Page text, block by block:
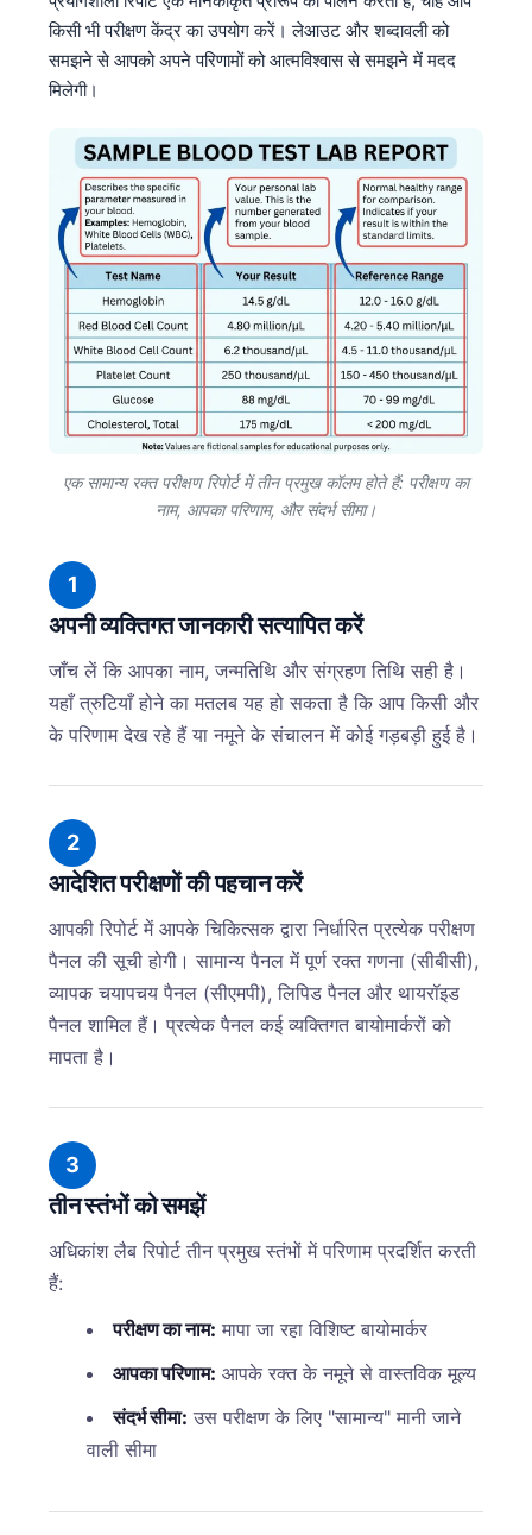
किसी भी परीक्षण केंद्र का उपयोग करें। लेआउट और शब्दावली को
समझने से आपको अपने परिणामों को आत्मविश्वास से समझने में मदद
मिलेगी।
एक सामान्य रक्त परीक्षण रिपोर्ट में तीन प्रमुख कॉलम होते हैं: परीक्षण का
नाम, आपका परिणाम, और संदर्भ सीमा।
1
अपनी व्यक्तिगत जानकारी सत्यापित करें
जाँच लें कि आपका नाम, जन्मतिथि और संग्रहण तिथि सही है।
यहाँ त्रुटियाँ होने का मतलब यह हो सकता है कि आप किसी और
के परिणाम देख रहे हैं या नमूने के संचालन में कोई गड़बड़ी हुई है।
2
आदेशित परीक्षणों की पहचान करें
आपकी रिपोर्ट में आपके चिकित्सक द्वारा निर्धारित प्रत्येक परीक्षण
पैनल की सूची होगी। सामान्य पैनल में पूर्ण रक्त गणना (सीबीसी),
व्यापक चयापचय पैनल (सीएमपी), लिपिड पैनल और थायरॉइड
पैनल शामिल हैं। प्रत्येक पैनल कई व्यक्तिगत बायोमार्करों को
मापता है।
3
तीन स्तंभों को समझें
अधिकांश लैब रिपोर्ट तीन प्रमुख स्तंभों में परिणाम प्रदर्शित करती
हैं:
परीक्षण का नाम: मापा जा रहा विशिष्ट बायोमार्कर
आपका परिणाम: आपके रक्त के नमूने से वास्तविक मूल्य
संदर्भ सीमा: उस परीक्षण के लिए "सामान्य" मानी जाने
वाली सीमा